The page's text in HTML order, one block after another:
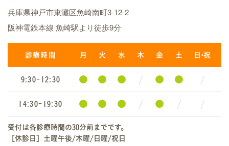
兵庫県神戸市東灘区魚崎南町3-12-2
阪神電鉄本線 魚崎駅より徒歩9分
診療時間 月 火 水 木 金 土 日・祝
9:30-12:30 ● ● ● / ● ● /
14:30-19:30 ● ● ● / ● / /
受付は各診療時間の30分前までです。
［休診日］土曜午後/木曜/日曜/祝日